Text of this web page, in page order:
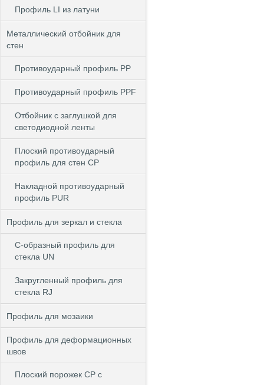
Профиль LI из латуни
Металлический отбойник для
стен
Противоударный профиль PP
Противоударный профиль PPF
Отбойник с заглушкой для
светодиодной ленты
Плоский противоударный
профиль для стен CP
Накладной противоударный
профиль PUR
Профиль для зеркал и стекла
С-образный профиль для
стекла UN
Закругленный профиль для
стекла RJ
Профиль для мозаики
Профиль для деформационных
швов
Плоский порожек СP с